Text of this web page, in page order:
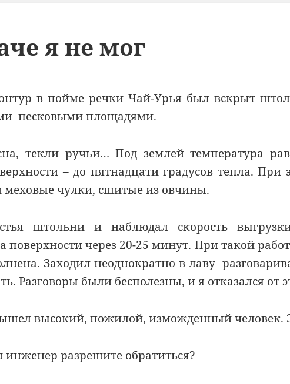
я не мог
в пойме речки Чай-Урья был вскрыт
песковыми площадями.
текли ручьи… Под землей температура
– до пятнадцати градусов тепла. При
меховые чулки, сшитые из овчины.
штольни и наблюдал скорость
поверхности через 20-25 минут. При такой
Заходил неоднократно в лаву
Разговоры были бесполезны, и я отказался от
высокий, пожилой, изможденный человек.
разрешите обратиться?